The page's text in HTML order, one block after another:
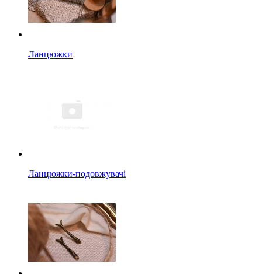
Ланцюжки
Ланцюжки-подовжувачі